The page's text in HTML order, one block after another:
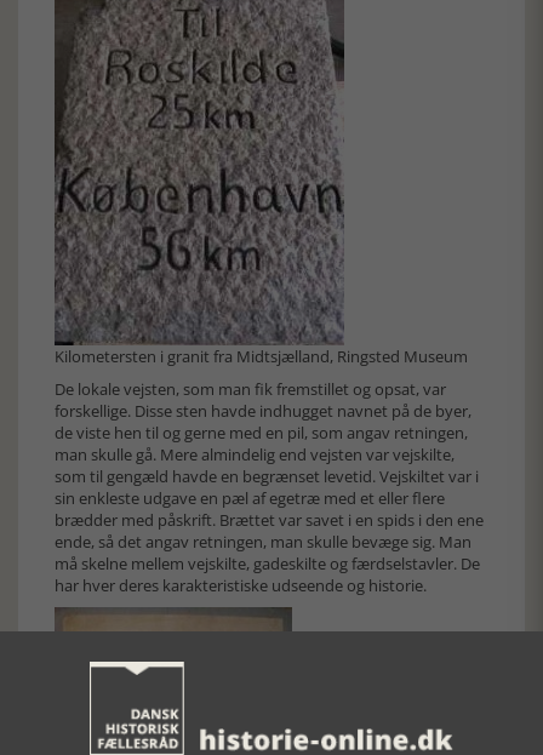
Kilometersten i granit fra Midtsjælland, Ringsted Museum
De lokale vejsten, som man fik fremstillet og opsat, var
forskellige. Disse sten havde indhugget navnet på de byer,
de viste hen til og gerne med en pil, som angav retningen,
man skulle gå. Mere almindelig end vejsten var vejskilte,
som til gengæld havde en begrænset levetid. Vejskiltet var i
sin enkleste udgave en pæl af egetræ med et eller flere
brædder med påskrift. Brættet var savet i en spids i den ene
ende, så det angav retningen, man skulle bevæge sig. Man
må skelne mellem vejskilte, gadeskilte og færdselstavler. De
har hver deres karakteristiske udseende og historie.